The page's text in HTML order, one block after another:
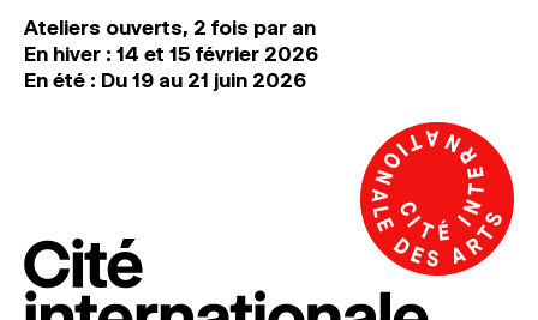
Ateliers ouverts, 2 fois par an
En hiver : 14 et 15 février 2026
En été : Du 19 au 21 juin 2026